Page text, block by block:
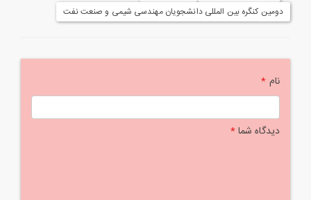
دومین کنگره بین المللی دانشجویان مهندسی شیمی و صنعت نفت
نام*
دیدگاه شما*